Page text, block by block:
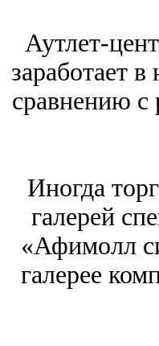
Аутлет-
заработает
сравнению с
Иногда
галерей
«Афимолл
галерее